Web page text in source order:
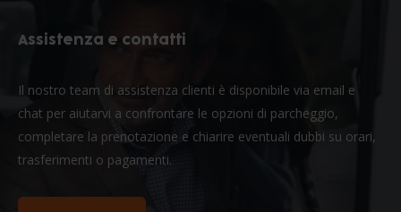
Assistenza e contatti
Il nostro team di assistenza clienti è disponibile via email e
chat per aiutarvi a confrontare le opzioni di parcheggio,
completare la prenotazione e chiarire eventuali dubbi su orari,
trasferimenti o pagamenti.